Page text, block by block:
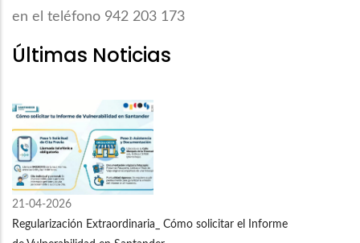
en el teléfono 942 203 173
Últimas Noticias
21-04-2026
Regularización Extraordinaria_ Cómo solicitar el Informe